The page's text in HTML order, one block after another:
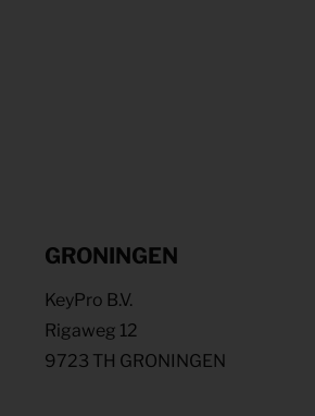
GRONINGEN
KeyPro B.V.
Rigaweg 12
9723 TH GRONINGEN